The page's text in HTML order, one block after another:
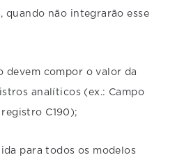
quando não integrarão esse
devem compor o valor da
analíticos (ex.: Campo
C190);
para todos os modelos